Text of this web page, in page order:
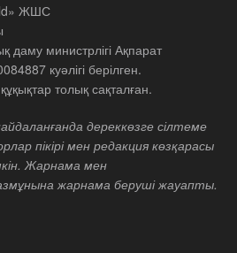
ЖШС
даму министрлігі Ақпарат
куәлігі берілген.
толық сақталған.
дереккөзге сілтеме
пікірі мен редакция көзқарасы
Жарнама мен
жарнама беруші жауапты.